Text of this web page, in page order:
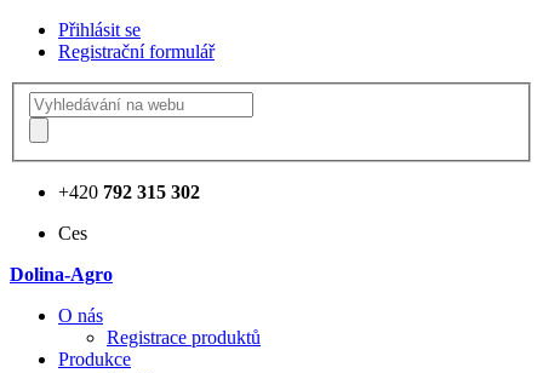
Přihlásit se
Registrační formulář
+420 792 315 302
Ces
Dolina-Agro
О nás
Registrace produktů
Produkce